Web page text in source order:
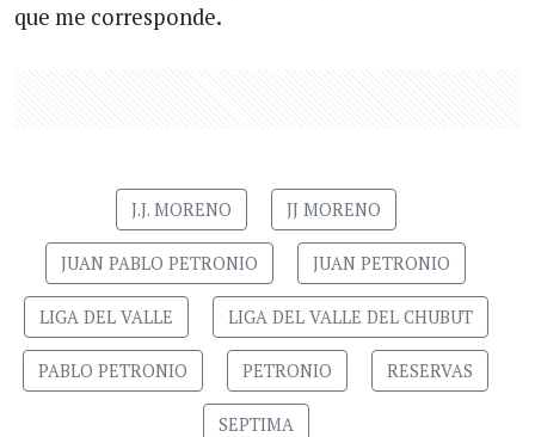
que me corresponde.
J.J. MORENO JJ MORENO
JUAN PABLO PETRONIO JUAN PETRONIO
LIGA DEL VALLE LIGA DEL VALLE DEL CHUBUT
PABLO PETRONIO PETRONIO RESERVAS
SEPTIMA